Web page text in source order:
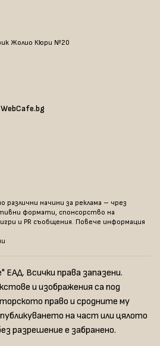
Жолио Кюри №20
различни начини за реклама – чрез
формати, спонсорство на
и PR съобщения. Повече информация
ЕАД. Всички права запазени.
и изображения са под
право и сродните му
на част или цялото
разрешение е забранено.